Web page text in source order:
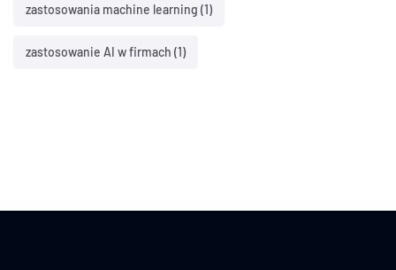
zastosowania machine learning (1)
zastosowanie AI w firmach (1)